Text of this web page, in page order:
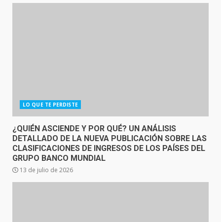
LO QUE TE PERDISTE
¿QUIÉN ASCIENDE Y POR QUÉ? UN ANÁLISIS
DETALLADO DE LA NUEVA PUBLICACIÓN SOBRE LAS
CLASIFICACIONES DE INGRESOS DE LOS PAÍSES DEL
GRUPO BANCO MUNDIAL
13 de julio de 2026